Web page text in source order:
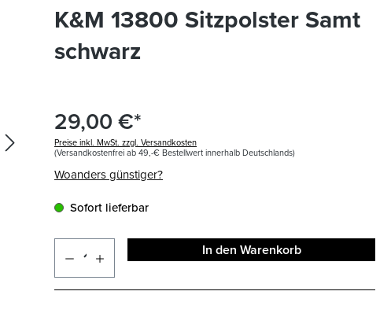
K&M 13800 Sitzpolster Samt
schwarz
29,00 €*
Preise inkl. MwSt. zzgl. Versandkosten
(Versandkostenfrei ab 49,-€ Bestellwert innerhalb Deutschlands)
Woanders günstiger?
Sofort lieferbar
In den Warenkorb